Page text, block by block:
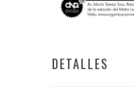
DETALLES